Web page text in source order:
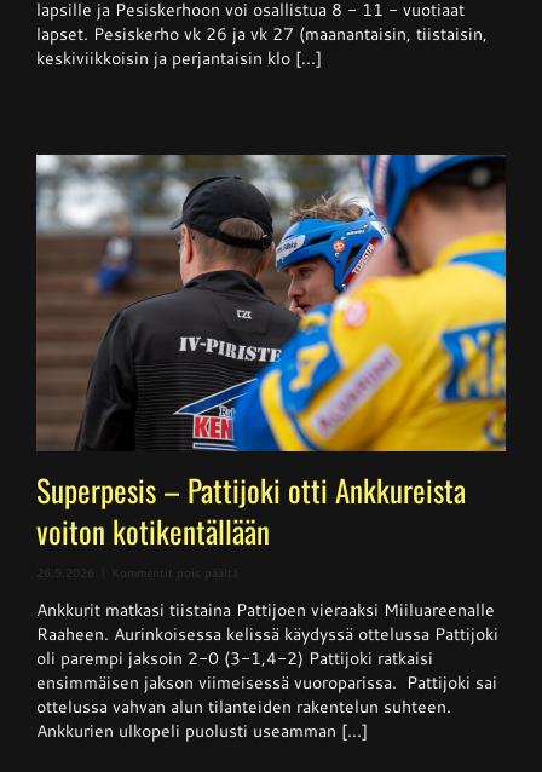
viikolla
26
lapsille ja Pesiskerhoon voi osallistua 8 - 11 - vuotiaat
lapset. Pesiskerho vk 26 ja vk 27 (maanantaisin, tiistaisin,
keskiviikkoisin ja perjantaisin klo [...]
Superpesis – Pattijoki otti Ankkureista
voiton kotikentällään
26.5.2026 Kommentit pois päältä
–
Pattijoki
otti
Ankkureista
voiton
kotikentällään
Ankkurit matkasi tiistaina Pattijoen vieraaksi Miiluareenalle
Raaheen. Aurinkoisessa kelissä käydyssä ottelussa Pattijoki
oli parempi jaksoin 2-0 (3-1,4-2) Pattijoki ratkaisi
ensimmäisen jakson viimeisessä vuoroparissa. Pattijoki sai
ottelussa vahvan alun tilanteiden rakentelun suhteen.
Ankkurien ulkopeli puolusti useamman [...]